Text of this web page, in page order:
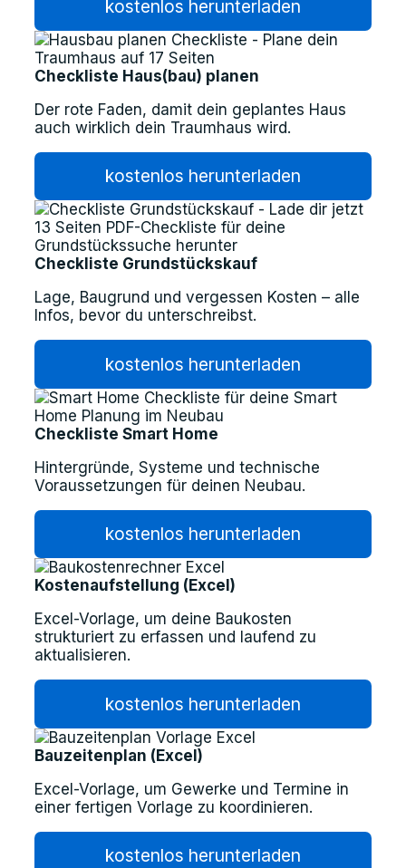
kostenlos herunterladen
Checkliste Haus(bau) planen
Der rote Faden, damit dein geplantes Haus
auch wirklich dein Traumhaus wird.
kostenlos herunterladen
Checkliste Grundstückskauf
Lage, Baugrund und vergessen Kosten – alle
Infos, bevor du unterschreibst.
kostenlos herunterladen
Checkliste Smart Home
Hintergründe, Systeme und technische
Voraussetzungen für deinen Neubau.
kostenlos herunterladen
Kostenaufstellung (Excel)
Excel-Vorlage, um deine Baukosten
strukturiert zu erfassen und laufend zu
aktualisieren.
kostenlos herunterladen
Bauzeitenplan (Excel)
Excel-Vorlage, um Gewerke und Termine in
einer fertigen Vorlage zu koordinieren.
kostenlos herunterladen